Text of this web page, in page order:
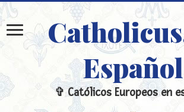
Español
✞ Católicos Europeos en